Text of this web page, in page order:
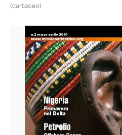
(cartaceo)